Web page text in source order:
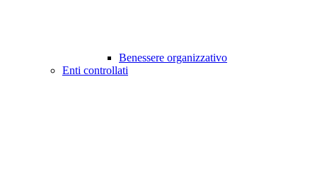
Benessere organizzativo
Enti controllati